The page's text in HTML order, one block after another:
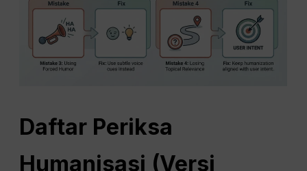
Daftar Periksa
Humanisasi (Versi